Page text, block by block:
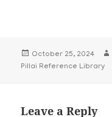
Posted
on
October 25, 2024
Pillai Reference Library
Leave a Reply